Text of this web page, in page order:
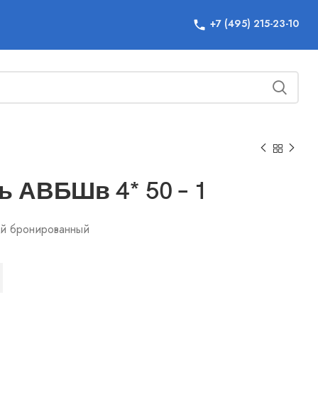
+7 (495) 215-23-10
АВБШв 4* 50 – 1
бронированный